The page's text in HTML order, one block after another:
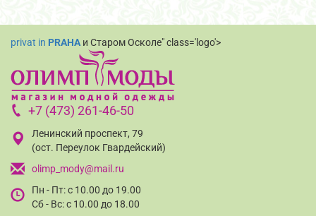
privat in PRAHA и Старом Осколе" class='logo'>
+7 (473) 261-46-50
Ленинский проспект, 79
(ост. Переулок Гвардейский)
olimp_mody@mail.ru
Пн - Пт: с 10.00 до 19.00
Сб - Вс: с 10.00 до 18.00